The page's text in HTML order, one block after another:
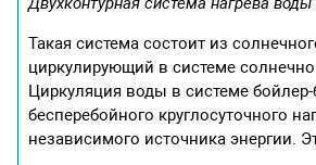
Такая система состоит из
циркулирующий в системе
Циркуляция воды в системе
бесперебойного круглосуточного
независимого источника энергии.